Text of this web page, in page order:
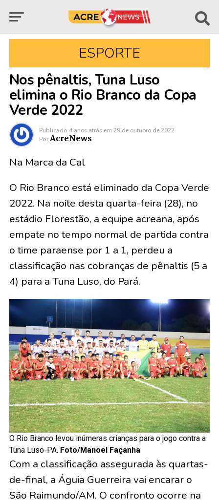
ESPORTE
Nos pênaltis, Tuna Luso
elimina o Rio Branco da Copa
Verde 2022
Publicado 4 anos atrás em 29 de outubro de 2022
Por AcreNews
Na Marca da Cal
O Rio Branco está eliminado da Copa Verde
2022. Na noite desta quarta-feira (28), no
estádio Florestão, a equipe acreana, após
empate no tempo normal de partida contra
o time paraense por 1 a 1, perdeu a
classificação nas cobranças de pênaltis (5 a
4) para a Tuna Luso, do Pará.
O Rio Branco levou inúmeras crianças para o jogo contra a
Tuna Luso-PA. Foto/Manoel Façanha
Com a classificação assegurada às quartas-
de-final, a Águia Guerreira vai encarar o
São Raimundo/AM. O confronto ocorre na